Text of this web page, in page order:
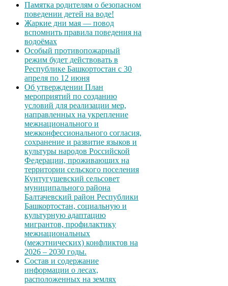
Памятка родителям о безопасном
поведении детей на воде!
Жаркие дни мая — повод
вспомнить правила поведения на
водоёмах
Особый противопожарный
режим будет действовать в
Республике Башкортостан с 30
апреля по 12 июня
Об утверждении План
мероприятий по созданию
условий для реализации мер,
направленных на укрепление
межнационального и
межконфессионального согласия,
сохранение и развитие языков и
культуры народов Российской
Федерации, проживающих на
территории сельского поселения
Кунтугушевский сельсовет
муниципального района
Балтачевский район Республики
Башкортостан, социальную и
культурную адаптацию
мигрантов, профилактику
межнациональных
(межэтнических) конфликтов на
2026 – 2030 годы.
Состав и содержание
информации о лесах,
расположенных на землях